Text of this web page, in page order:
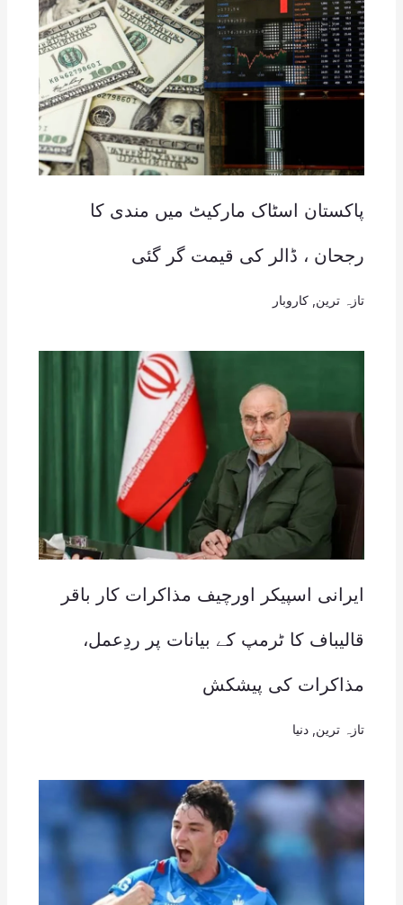
پاکستان اسٹاک مارکیٹ میں مندی کا
رجحان ، ڈالر کی قیمت گر گئی
تازہ ترین کاروبار
ایرانی اسپیکر اورچیف مذاکرات کار باقر
قالیباف کا ٹرمپ کے بیانات پر ردِعمل،
مذاکرات کی پیشکش
تازہ ترین دنیا